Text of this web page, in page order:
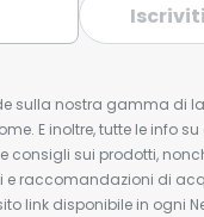
Iscriviti
sulla nostra gamma di
E inoltre, tutte le info
consigli sui prodotti,
e raccomandazioni di
link disponibile in ogni